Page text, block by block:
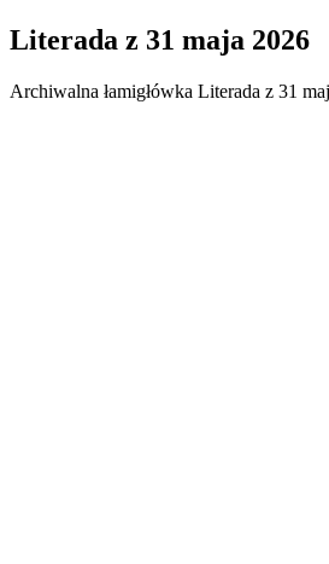
Literada z 31 maja 2026
Archiwalna łamigłówka Literada z 31